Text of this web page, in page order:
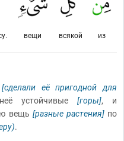
из
всякой
вещи
[сделали её пригодной для
устойчивые[горы], и
вещь [разные растения]по
.